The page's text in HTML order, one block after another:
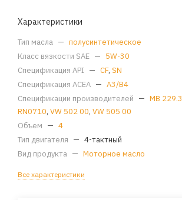
Характеристики
Тип масла — полусинтетическое
Класс вязкости SAE — 5W-30
Спецификация API — CF, SN
Спецификация ACEA — A3/B4
Спецификации производителей — MB 229.3
RN0710, VW 502 00, VW 505 00
Объем — 4
Тип двигателя — 4-тактный
Вид продукта — Моторное масло
Все характеристики